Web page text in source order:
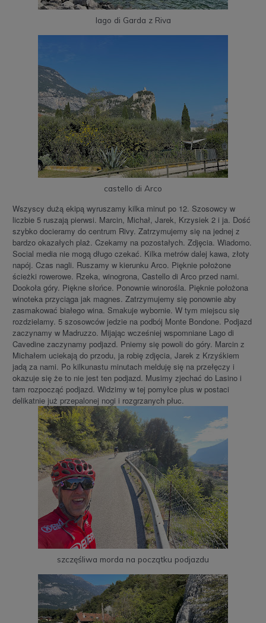
lago di Garda z Riva
castello di Arco
Wszyscy dużą ekipą wyruszamy kilka minut po 12. Szosowcy w
liczbie 5 ruszają pierwsi. Marcin, Michał, Jarek, Krzysiek 2 i ja. Dość
szybko docieramy do centrum Rivy. Zatrzymujemy się na jednej z
bardzo okazałych plaż. Czekamy na pozostałych. Zdjęcia. Wiadomo.
Social media nie mogą długo czekać. Kilka metrów dalej kawa, złoty
napój. Czas nagli. Ruszamy w kierunku Arco. Pięknie położone
ścieżki rowerowe. Rzeka, winogrona, Castello di Arco przed nami.
Dookoła góry. Piękne słońce. Ponownie winorośla. Pięknie położona
winoteka przyciąga jak magnes. Zatrzymujemy się ponownie aby
zasmakować białego wina. Smakuje wybornie. W tym miejscu się
rozdzielamy. 5 szosowców jedzie na podbój Monte Bondone. Podjazd
zaczynamy w Madruzzo. Mijając wcześniej wspomniane Lago di
Cavedine zaczynamy podjazd. Pniemy się powoli do góry. Marcin z
Michałem uciekają do przodu, ja robię zdjęcia, Jarek z Krzyśkiem
jadą za nami. Po kilkunastu minutach melduję się na przełęczy i
okazuje się że to nie jest ten podjazd. Musimy zjechać do Lasino i
tam rozpocząć podjazd. Widzimy w tej pomyłce plus w postaci
delikatnie już przepalonej nogi i rozgrzanych płuc.
szczęśliwa morda na początku podjazdu